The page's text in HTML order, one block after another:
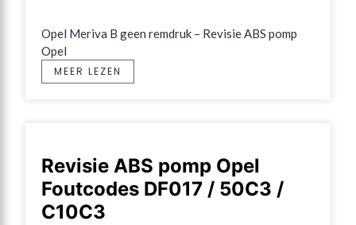
Opel Meriva B geen remdruk – Revisie ABS pomp
Opel
MEER LEZEN
Revisie ABS pomp Opel
Foutcodes DF017 / 50C3 /
C10C3